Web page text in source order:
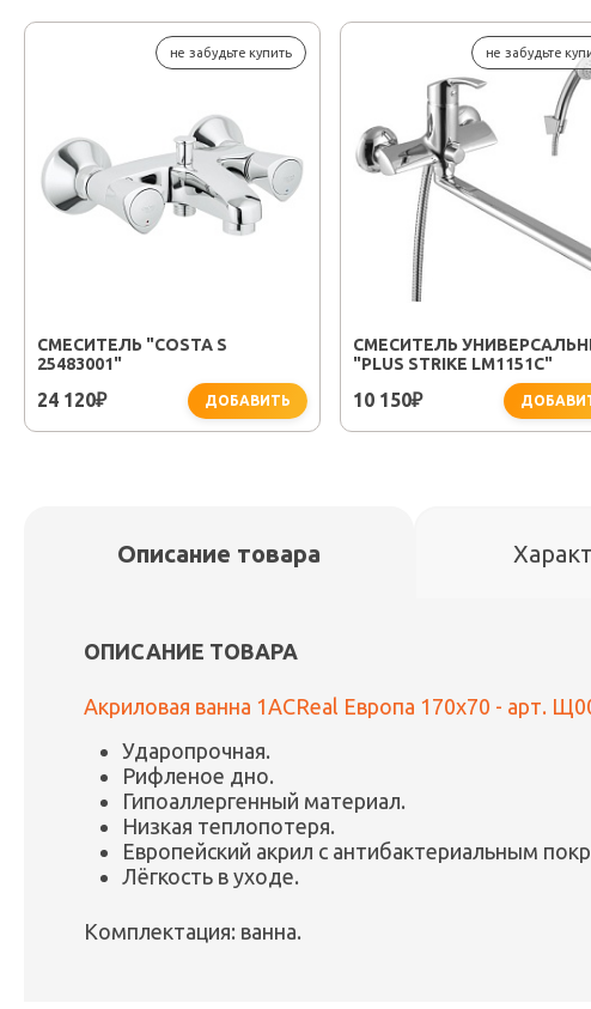
не забудьте купить
СМЕСИТЕЛЬ "COSTA S
25483001"
24 120₽ ДОБАВИТЬ
не забудьте
СМЕСИТЕЛЬ
"PLUS STRIKE LM1151C"
10 150₽
Описание товара
ОПИСАНИЕ ТОВАРА
Акриловая ванна 1ACReal Европа 170x70 - арт.
Ударопрочная.
Рифленое дно.
Гипоаллергенный материал.
Низкая теплопотеря.
Европейский акрил с антибактериальным
Лёгкость в уходе.
Комплектация: ванна.